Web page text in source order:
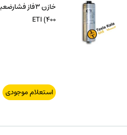
400) ETI
استعلام موجودی